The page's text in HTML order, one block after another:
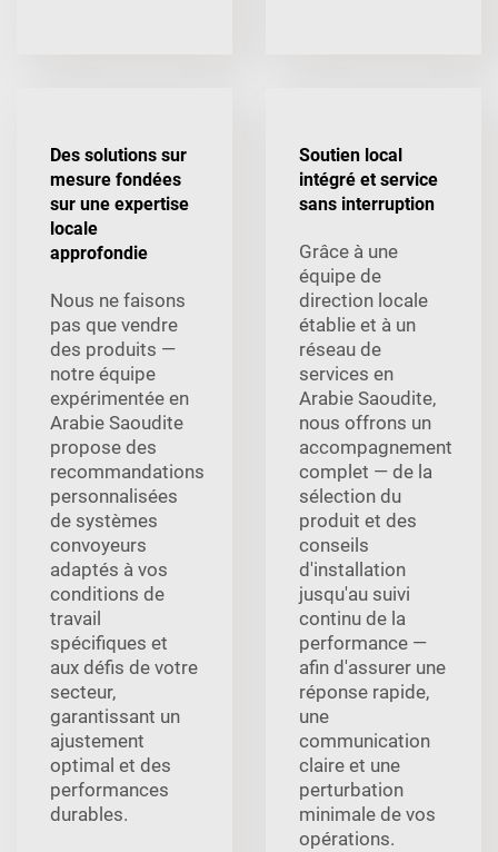
Des solutions sur
mesure fondées
sur une expertise
locale
approfondie
Nous ne faisons
pas que vendre
des produits —
notre équipe
expérimentée en
Arabie Saoudite
propose des
recommandations
personnalisées
de systèmes
convoyeurs
adaptés à vos
conditions de
travail
spécifiques et
aux défis de votre
secteur,
garantissant un
ajustement
optimal et des
performances
durables.
Soutien local
intégré et service
sans interruption
Grâce à une
équipe de
direction locale
établie et à un
réseau de
services en
Arabie Saoudite,
nous offrons un
accompagnement
complet — de la
sélection du
produit et des
conseils
d'installation
jusqu'au suivi
continu de la
performance —
afin d'assurer une
réponse rapide,
une
communication
claire et une
perturbation
minimale de vos
opérations.